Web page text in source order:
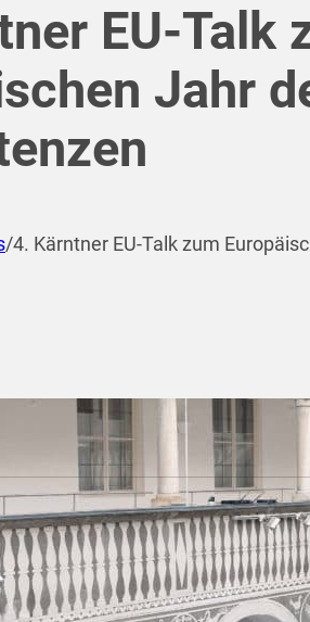
EU-Talk
Jahr
/4. Kärntner EU-Talk zum